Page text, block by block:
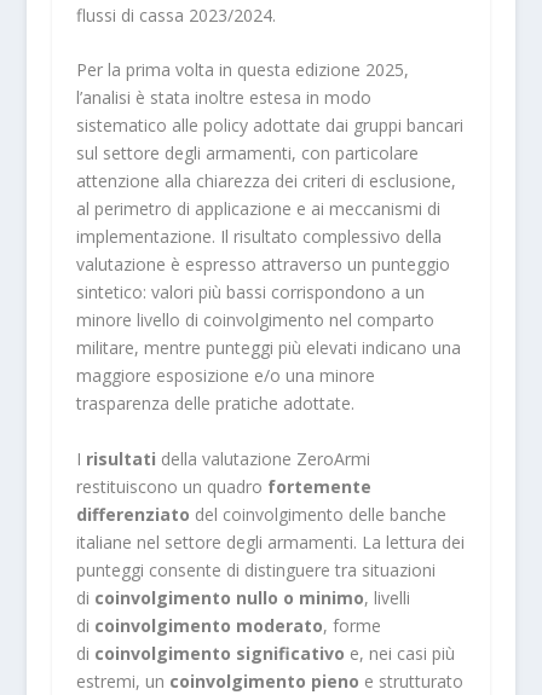
flussi di cassa 2023/2024.
Per la prima volta in questa edizione 2025,
l’analisi è stata inoltre estesa in modo
sistematico alle policy adottate dai gruppi bancari
sul settore degli armamenti, con particolare
attenzione alla chiarezza dei criteri di esclusione,
al perimetro di applicazione e ai meccanismi di
implementazione. Il risultato complessivo della
valutazione è espresso attraverso un punteggio
sintetico: valori più bassi corrispondono a un
minore livello di coinvolgimento nel comparto
militare, mentre punteggi più elevati indicano una
maggiore esposizione e/o una minore
trasparenza delle pratiche adottate.
I risultati della valutazione ZeroArmi
restituiscono un quadro fortemente
differenziato del coinvolgimento delle banche
italiane nel settore degli armamenti. La lettura dei
punteggi consente di distinguere tra situazioni
di coinvolgimento nullo o minimo, livelli
di coinvolgimento moderato, forme
di coinvolgimento significativo e, nei casi più
estremi, un coinvolgimento pieno e strutturato